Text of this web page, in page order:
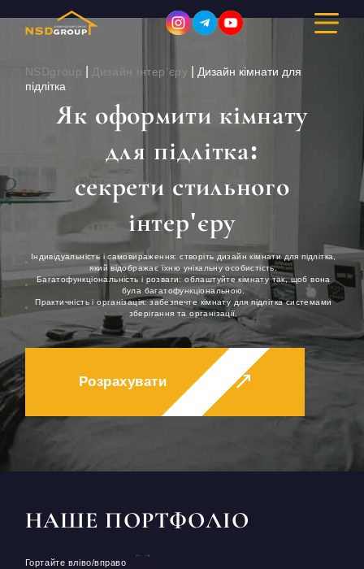
ДИЗАЙН ІНТЕР’ЄРУ
БУДІВНИЦТВО
ПОРТФОЛІО
ВАРТІСТЬ
ПРО КОМПАНІЮ
UK
NSDgroup Дизайн інтер’єру
Дизайн кімнати для
підлітка
Як оформити кімнату
для підлітка:
секрети стильного
інтер'єру
Індивідуальність і самовираження: створіть дизайн кімнати для підлітка,
який відображає їхню унікальну особистість.
Багатофункціональність і розваги: облаштуйте кімнату так, щоб вона
була багатофункціональною.
Практичність і організація: забезпечте кімнату для підлітка системами
зберігання та організації.
Розрахувати
НАШЕ ПОРТФОЛІО
Гортайте вліво/вправо